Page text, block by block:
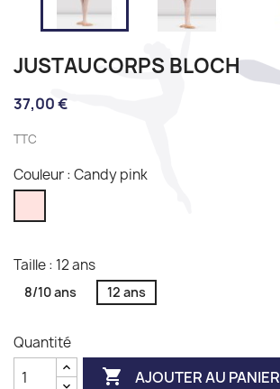
JUSTAUCORPS BLOCH
37,00 €
TTC
Couleur : Candy pink
pink
Taille : 12 ans
8/10 ans 12 ans
Quantité
 AJOUTER AU PANIER